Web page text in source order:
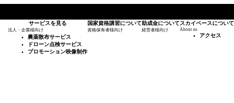
サービスを見る
法人・企業様向け
農薬散布サービス
ドローン点検サービス
プロモーション映像制作
国家資格講習について
資格保有者様向け
助成金について
経営者様向け
スカイベースについて
About us
アクセス